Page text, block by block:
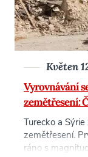
Vyrovnávání
zemětřesení:
Květen
Turecko a
zemětřesení.
ráno s